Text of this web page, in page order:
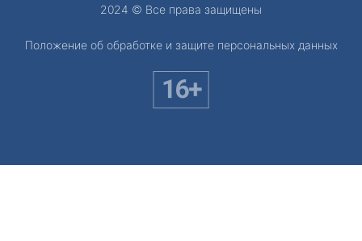
2024 © Все права защищены
Положение об обработке и защите персональных данных